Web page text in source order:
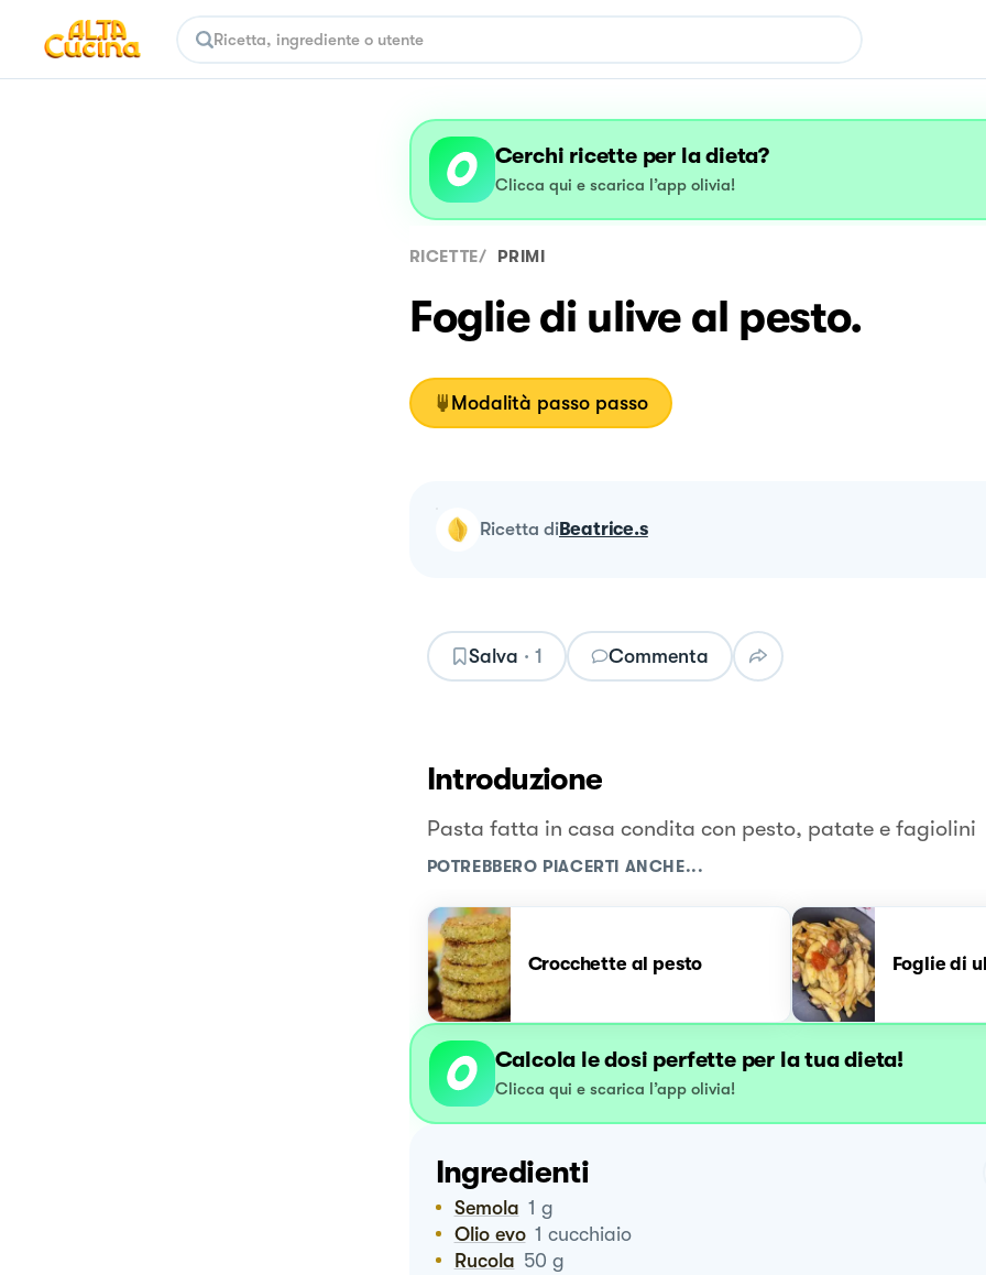
Cerchi ricette per la dieta?
Clicca qui e scarica l’app olivia!
RICETTE/ PRIMI
Foglie di ulive al pesto.
Modalità passo passo
ricetta diBeatrice.s
Salva · 1 Commenta
Introduzione
Pasta fatta in casa condita con pesto, patate e fagiolini
POTREBBERO PIACERTI ANCHE...
Crocchette al pesto Foglie di
Calcola le dosi perfette per la tua dieta!
Clicca qui e scarica l’app olivia!
Ingredienti
Semola 1 g
Olio evo 1 cucchiaio
Rucola 50 g